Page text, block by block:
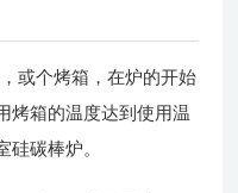
或个烤箱，在炉的开始
烤箱的温度达到使用温
硅碳棒炉。